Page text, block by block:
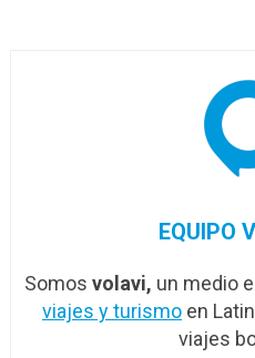
EQUIPO
Somosvolavi, un medio
viajes y turismoen
viajes